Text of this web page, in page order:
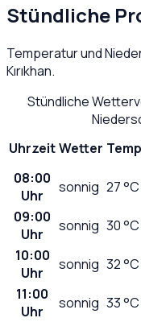
Stündliche
Temperatur und
Kırıkhan.
Stündliche
UhrzeitWetter
08:00
Uhr
sonnig 27°C
09:00
Uhr
sonnig 30°C
10:00
Uhr
sonnig 32°C
11:00
Uhr
sonnig 33°C